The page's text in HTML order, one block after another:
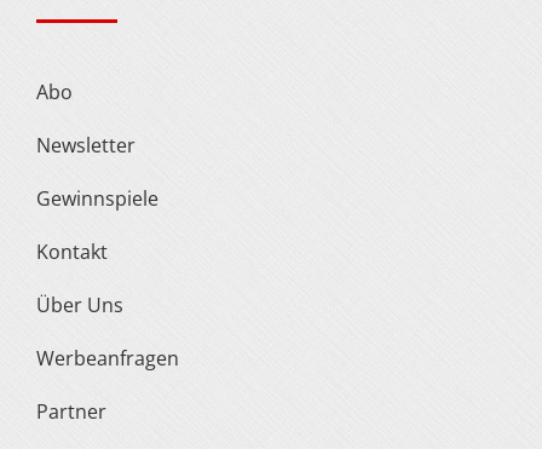
Abo
Newsletter
Gewinnspiele
Kontakt
Über Uns
Werbeanfragen
Partner